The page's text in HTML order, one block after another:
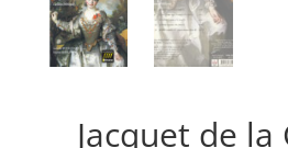
Jacquet de la